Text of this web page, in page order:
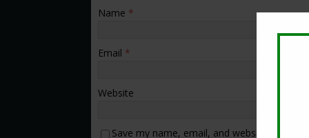
Name *
Email *
Website
Save my name, email, and website in this